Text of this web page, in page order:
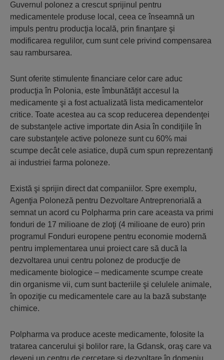
Guvernul polonez a cres­cut sprijinul pentru
medicamentele produse local, ceea ce înseamnă un
impuls pentru producţia locală, prin finanţare şi
modificarea regulilor, cum sunt cele privind compensarea
sau rambursarea.
Sunt oferite stimulente financiare celor care aduc
producţia în Polonia, este îmbunătăţit accesul la
medicamente şi a fost actualizată lista medicamentelor
critice. Toate acestea au ca scop reducerea dependenţei
de substanţele active importate din Asia în condiţiile în
care substanţele active poloneze sunt cu 60% mai
scumpe decât cele asiatice, după cum spun reprezentanţi
ai industriei farma poloneze.
Există şi sprijin direct dat companiilor. Spre exemplu,
Agenţia Poloneză pentru Dezvoltare Antreprenorială a
semnat un acord cu Polpharma prin care aceasta va primi
fonduri de 17 milioane de zloţi (4 milioane de euro) prin
programul Fonduri europene pentru economie modernă
pentru implementarea unui proiect care să ducă la
dezvoltarea unui centru polonez de producţie de
medicamente biologice – medicamente scumpe create
din organisme vii, cum sunt bacteriile şi celulele animale,
în opoziţie cu medicamentele care au la bază substanţe
chimice.
Polpharma va produce aceste medicamente, folosite la
tratarea cancerului şi bolilor rare, la Gdansk, oraş care va
deveni un centru de cercetare şi dezvoltare în domeniu.